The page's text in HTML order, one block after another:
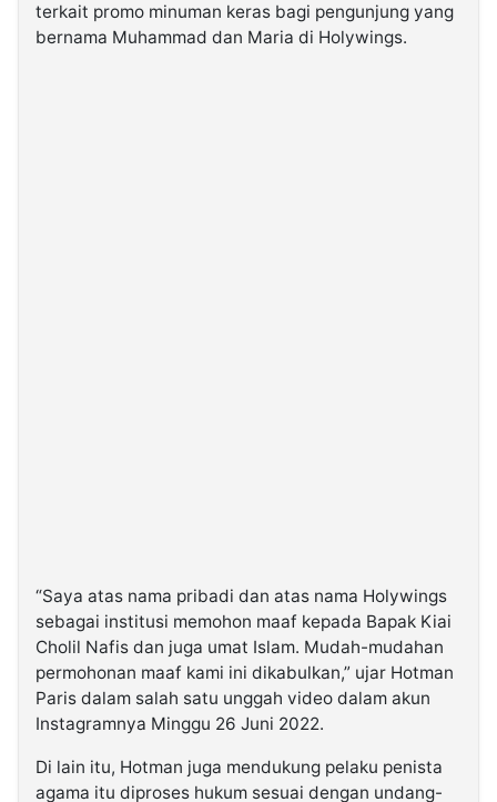
Kabarbaru
terkait promo minuman keras bagi pengunjung yang
bernama Muhammad dan Maria di Holywings.
“Saya atas nama pribadi dan atas nama Holywings
sebagai institusi memohon maaf kepada Bapak Kiai
Cholil Nafis dan juga umat Islam. Mudah-mudahan
permohonan maaf kami ini dikabulkan,” ujar Hotman
Paris dalam salah satu unggah video dalam akun
Instagramnya Minggu 26 Juni 2022.
Di lain itu, Hotman juga mendukung pelaku penista
agama itu diproses hukum sesuai dengan undang-